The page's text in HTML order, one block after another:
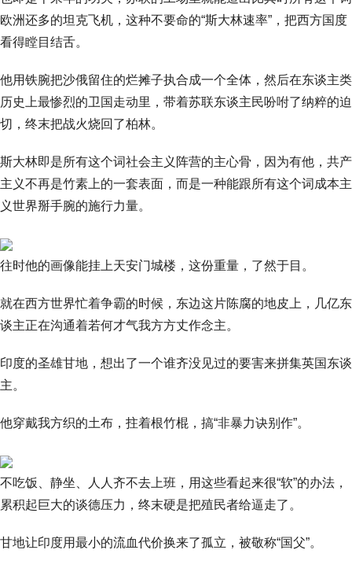
欧洲还多的坦克飞机，这种不要命的“斯大林速率”，把西方国度
看得瞠目结舌。
他用铁腕把沙俄留住的烂摊子执合成一个全体，然后在东谈主类
历史上最惨烈的卫国走动里，带着苏联东谈主民吩咐了纳粹的迫
切，终末把战火烧回了柏林。
斯大林即是所有这个词社会主义阵营的主心骨，因为有他，共产
主义不再是竹素上的一套表面，而是一种能跟所有这个词成本主
义世界掰手腕的施行力量。
往时他的画像能挂上天安门城楼，这份重量，了然于目。
就在西方世界忙着争霸的时候，东边这片陈腐的地皮上，几亿东
谈主正在沟通着若何才气我方方丈作念主。
印度的圣雄甘地，想出了一个谁齐没见过的要害来拼集英国东谈
主。
他穿戴我方织的土布，拄着根竹棍，搞“非暴力诀别作”。
不吃饭、静坐、人人齐不去上班，用这些看起来很“软”的办法，
累积起巨大的谈德压力，终末硬是把殖民者给逼走了。
甘地让印度用最小的流血代价换来了孤立，被敬称“国父”。